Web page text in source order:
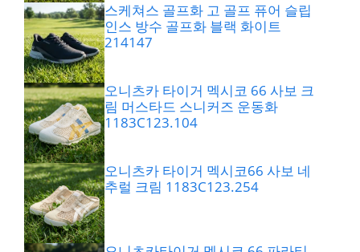
스케쳐스 골프화 고 골프 퓨어 슬립
인스 방수 골프화 블랙 화이트
214147
오니츠카 타이거 멕시코 66 사보 크
림 머스타드 스니커즈 운동화
1183C123.104
오니츠카 타이거 멕시코66 사보 네
추럴 크림 1183C123.254